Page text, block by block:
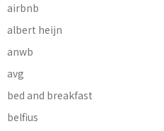
airbnb
albert heijn
anwb
avg
bed and breakfast
belfius